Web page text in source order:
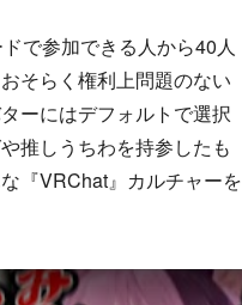
で参加できる人から40人
そらく権利上問題のない
ーにはデフォルトで選択
推しうちわを持参したも
『VRChat』カルチャーを